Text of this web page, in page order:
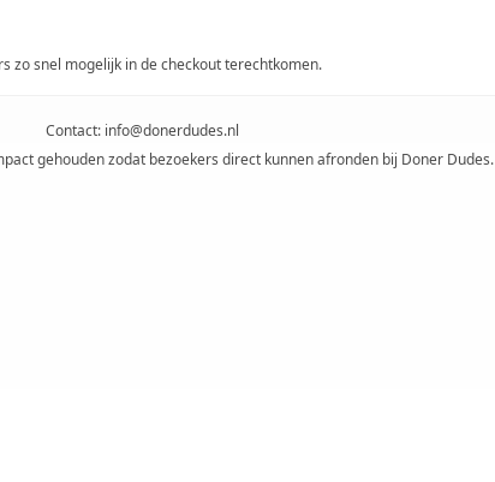
zo snel mogelijk in de checkout terechtkomen.
Contact: info@donerdudes.nl
gehouden zodat bezoekers direct kunnen afronden bij Doner Dudes.